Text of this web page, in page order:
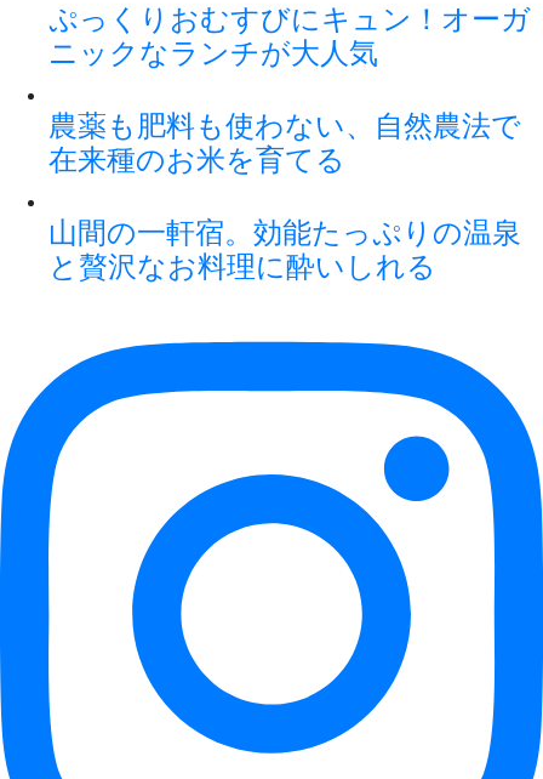
ぷっくりおむすびにキュン！オーガ
ニックなランチが大人気
農薬も肥料も使わない、自然農法で
在来種のお米を育てる
山間の一軒宿。効能たっぷりの温泉
と贅沢なお料理に酔いしれる